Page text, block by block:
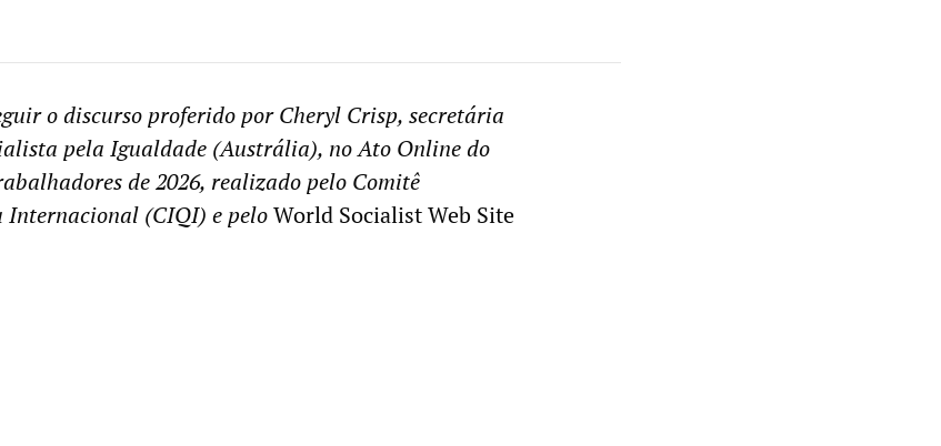
o discurso proferido por Cheryl Crisp, secretária
pela Igualdade (Austrália), no Ato Online do
de 2026, realizado pelo Comitê
(CIQI) e peloWorld Socialist Web Site